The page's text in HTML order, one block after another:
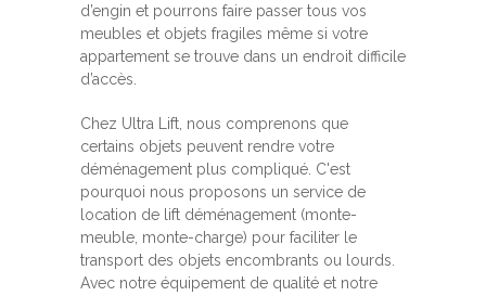
d’engin et pourrons faire passer tous vos
meubles et objets fragiles même si votre
appartement se trouve dans un endroit difficile
d’accès.
Chez Ultra Lift, nous comprenons que
certains objets peuvent rendre votre
déménagement plus compliqué. C'est
pourquoi nous proposons un service de
location de lift déménagement (monte-
meuble, monte-charge) pour faciliter le
transport des objets encombrants ou lourds.
Avec notre équipement de qualité et notre